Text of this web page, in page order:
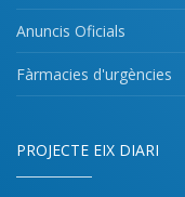
Anuncis Oficials
Fàrmacies d'urgències
PROJECTE EIX DIARI